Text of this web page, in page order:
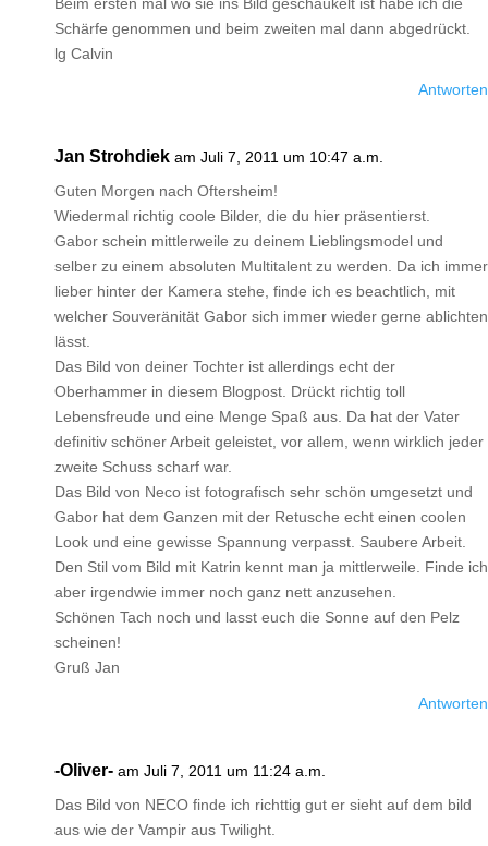
Schärfe genommen und beim zweiten mal dann abgedrückt.
lg Calvin
Antworten
Jan Strohdiek am Juli 7, 2011 um 10:47 a.m.
Guten Morgen nach Oftersheim!
Wiedermal richtig coole Bilder, die du hier präsentierst.
Gabor schein mittlerweile zu deinem Lieblingsmodel und
selber zu einem absoluten Multitalent zu werden. Da ich immer
lieber hinter der Kamera stehe, finde ich es beachtlich, mit
welcher Souveränität Gabor sich immer wieder gerne ablichten
lässt.
Das Bild von deiner Tochter ist allerdings echt der
Oberhammer in diesem Blogpost. Drückt richtig toll
Lebensfreude und eine Menge Spaß aus. Da hat der Vater
definitiv schöner Arbeit geleistet, vor allem, wenn wirklich jeder
zweite Schuss scharf war.
Das Bild von Neco ist fotografisch sehr schön umgesetzt und
Gabor hat dem Ganzen mit der Retusche echt einen coolen
Look und eine gewisse Spannung verpasst. Saubere Arbeit.
Den Stil vom Bild mit Katrin kennt man ja mittlerweile. Finde ich
aber irgendwie immer noch ganz nett anzusehen.
Schönen Tach noch und lasst euch die Sonne auf den Pelz
scheinen!
Gruß Jan
Antworten
-Oliver- am Juli 7, 2011 um 11:24 a.m.
Das Bild von NECO finde ich richttig gut er sieht auf dem bild
aus wie der Vampir aus Twilight.